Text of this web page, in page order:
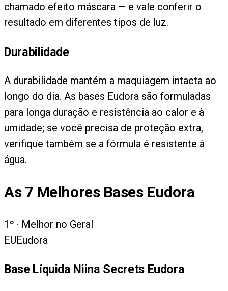
chamado efeito máscara — e vale conferir o
resultado em diferentes tipos de luz.
Durabilidade
A durabilidade mantém a maquiagem intacta ao
longo do dia. As bases Eudora são formuladas
para longa duração e resistência ao calor e à
umidade; se você precisa de proteção extra,
verifique também se a fórmula é resistente à
água.
As 7 Melhores Bases Eudora
1 º · Melhor no Geral
EUEudora
Base Líquida Niina Secrets Eudora